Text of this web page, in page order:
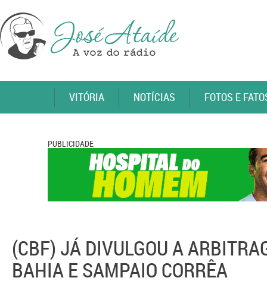
VITÓRIA NOTÍCIAS FOTOS E
PUBLICIDADE
(CBF) JÁ DIVULGOU A
BAHIA E SAMPAIO CORRÊA